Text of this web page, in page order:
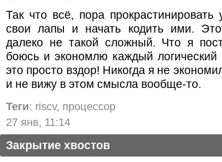
Так что всё, пора прокрастинировать
свои лапы и начать кодить ими.
далеко не такой сложный. Что я
боюсь и экономлю каждый логический
это просто вздор! Никогда я не
и не вижу в этом смысла вообще-то.
Теги: riscv, процессор
27 янв, 11:14
Закрытие хвостов